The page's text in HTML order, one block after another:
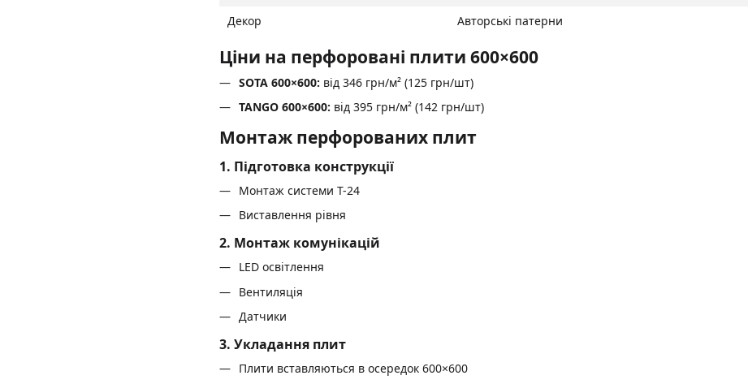
Декор
Авторські патерни
Ціни на перфоровані плити 600×600
SOTA 600×600: від 346 грн/м² (125 грн/шт)
TANGO 600×600: від 395 грн/м² (142 грн/шт)
Монтаж перфорованих плит
1. Підготовка конструкції
Монтаж системи T-24
Виставлення рівня
2. Монтаж комунікацій
LED освітлення
Вентиляція
Датчики
3. Укладання плит
Плити вставляються в осередок 600×600